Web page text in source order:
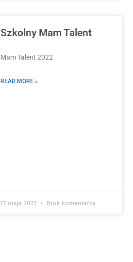
Szkolny Mam Talent
Mam Talent 2022
READ MORE »
17 maja 2022 Brak komentarzy